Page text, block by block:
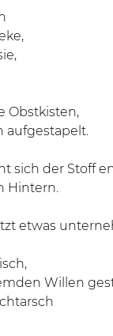
Obstkisten,
aufgestapelt.
sich der Stoff
Hintern.
etwas
Willen